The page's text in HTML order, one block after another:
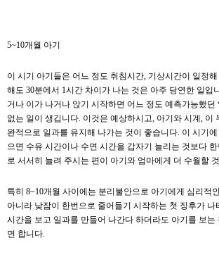
5~10개월 아기
이 시기 아기들은 어느 정도 취침시간, 기상시간이 일정
해도 30분에서 1시간 차이가 나는 것은 아주 당연한 일입
거나 이가 나거나 앉기 시작하면 어느 정도 예측가능했던
없는 일이 생깁니다. 이것은 예상하시고, 아기와 시계, 이
완적으로 일과를 유지해 나가는 것이 좋습니다. 이 시기
으면 수유 시간이나 수면 시간을 갑자기 늘리는 것보다
로 서서히 늘려 주시는 편이 아기와 엄마에게 더 수월할
특히 8~10개월 사이에는 분리불안으로 아기에게 심리적
아니라 낮잠이 한번으로 줄어들기 시작하는 첫 징후가 나
시간을 보고 일과를 만들어 나간다 하더라도 아기를 보는
면 합니다.